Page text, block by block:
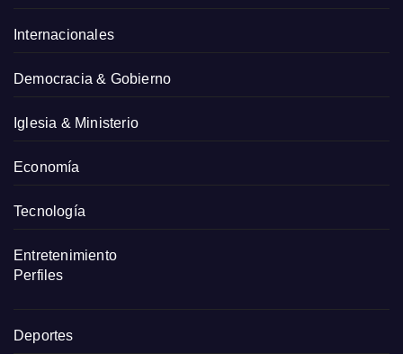
Internacionales
Democracia & Gobierno
Iglesia & Ministerio
Economía
Tecnología
Entretenimiento
Perfiles
Deportes